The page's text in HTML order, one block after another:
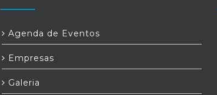
Agenda de Eventos
Empresas
Galeria